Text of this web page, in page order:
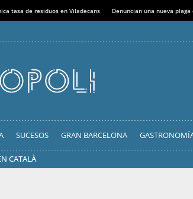
tasa de residuos en Viladecans Denuncian una nueva plaga
SUCESOS GRAN BARCELONA
CATALÀ